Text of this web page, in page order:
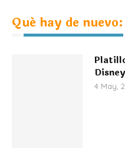
Qué hay de nuevo:
4 May,